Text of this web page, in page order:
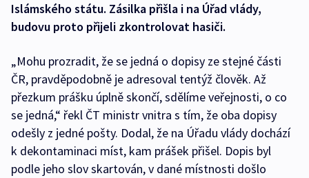
Islámského státu. Zásilka přišla i na Úřad vlády,
budovu proto přijeli zkontrolovat hasiči.
„Mohu prozradit, že se jedná o dopisy ze stejné části
ČR, pravděpodobně je adresoval tentýž člověk. Až
přezkum prášku úplně skončí, sdělíme veřejnosti, o co
se jedná,“ řekl ČT ministr vnitra s tím, že oba dopisy
odešly z jedné pošty. Dodal, že na Úřadu vlády dochází
k dekontaminaci míst, kam prášek přišel. Dopis byl
podle jeho slov skartován, v dané místnosti došlo